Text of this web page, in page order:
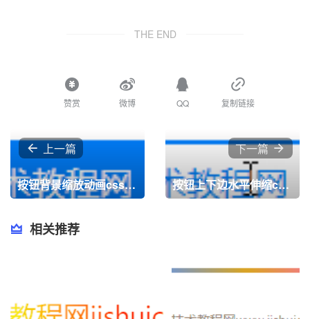
THE END
赞赏 微博 QQ 复制链接
上一篇
按钮背景缩放动画css html源码
下一篇
按钮上下边水平伸缩css html源码
相关推荐